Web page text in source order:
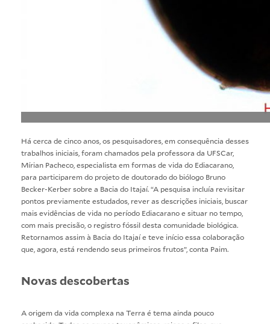
Há cerca de cinco anos, os pesquisadores, em consequência desses
trabalhos iniciais, foram chamados pela professora da UFSCar,
Mírian Pacheco, especialista em formas de vida do Ediacarano,
para participarem do projeto de doutorado do biólogo Bruno
Becker-Kerber sobre a Bacia do Itajaí. “A pesquisa incluía revisitar
pontos previamente estudados, rever as descrições iniciais, buscar
mais evidências de vida no período Ediacarano e situar no tempo,
com mais precisão, o registro fóssil desta comunidade biológica.
Retornamos assim à Bacia do Itajaí e teve início essa colaboração
que, agora, está rendendo seus primeiros frutos”, conta Paim.
Novas descobertas
A origem da vida complexa na Terra é tema ainda pouco